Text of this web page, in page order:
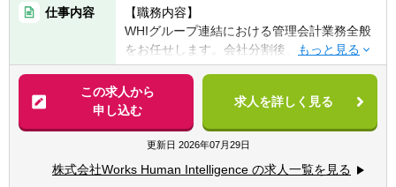
・その他、管理会計視点での分析とアクシ
ョンプランに関する資料を作成する。
■本ポジションの魅力
・強固なビジネスモデルによって大きく成長
していく企業において、未完成の管理会計部
門の成長を自らの手で作っていくことができ
ます。経営に与える影響も非常に大きく、や
りがいのある仕事です。
■事業会社/コンサルティング会社における経
営企画・財務経理分野の業務経験5年以上
■会計事務所・税理士事務所等での財務アド
バイザリー経験
・事業計画策定・モニタリング支援、管理会
計導入、M&A等におけるDD経験など
■監査法人における監査経験
■会計士または税理士資格をお持ちの方
仕事内容
【職務内容】
WHIグループ連結における管理会計業務全般
をお任せします。会社分割後、急速に立ち上
げてきた新会社の管理会計部門の責任者とし
て、仕組みの構築から業務遂行までを行いな
がら、新たな管理会計体制を構築していただ
■経営に資する有益な管理会計情報の提供
この求人から
申し込む
求人を詳しく見る
更新日 2026年07月29日
株式会社Works Human Intelligence の求人一覧を見る